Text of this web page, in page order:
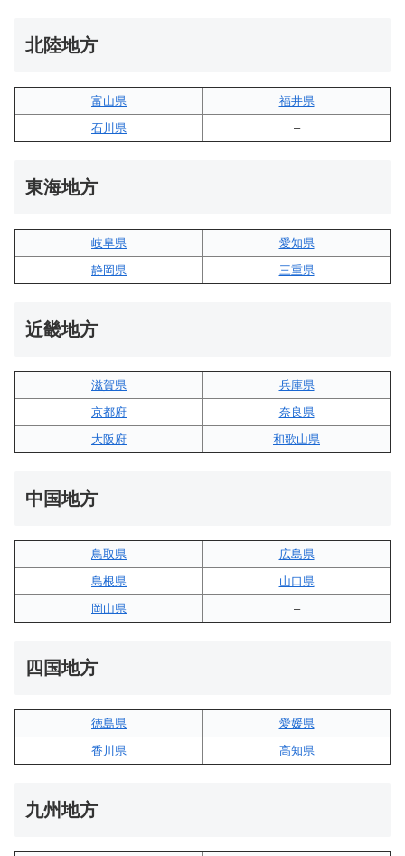
北陸地方
富山県
福井県
石川県
–
東海地方
岐阜県
愛知県
静岡県
三重県
近畿地方
滋賀県
兵庫県
京都府
奈良県
大阪府
和歌山県
中国地方
鳥取県
広島県
島根県
山口県
岡山県
–
四国地方
徳島県
愛媛県
香川県
高知県
九州地方